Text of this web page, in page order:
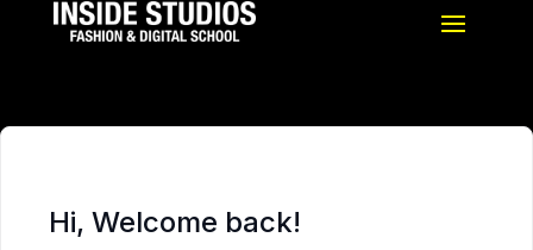
Hi, Welcome back!